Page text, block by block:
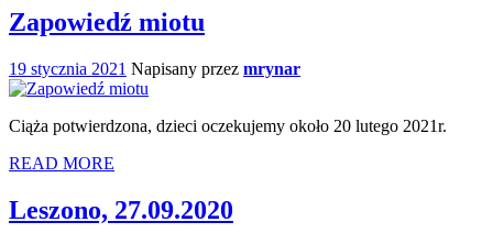
Zapowiedź miotu
19 stycznia 2021 Napisany przez mrynar
Ciąża potwierdzona, dzieci oczekujemy około 20 lutego 2021r.
READ MORE
Leszono, 27.09.2020